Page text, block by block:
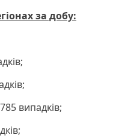
за добу:
випадків;